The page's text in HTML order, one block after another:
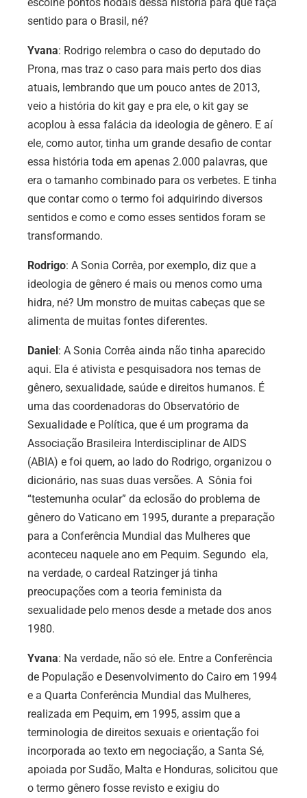
escolhe pontos nodais dessa história para que faça
sentido para o Brasil, né?
Yvana: Rodrigo relembra o caso do deputado do
Prona, mas traz o caso para mais perto dos dias
atuais, lembrando que um pouco antes de 2013,
veio a história do kit gay e pra ele, o kit gay se
acoplou à essa falácia da ideologia de gênero. E aí
ele, como autor, tinha um grande desafio de contar
essa história toda em apenas 2.000 palavras, que
era o tamanho combinado para os verbetes. E tinha
que contar como o termo foi adquirindo diversos
sentidos e como e como esses sentidos foram se
transformando.
Rodrigo: A Sonia Corrêa, por exemplo, diz que a
ideologia de gênero é mais ou menos como uma
hidra, né? Um monstro de muitas cabeças que se
alimenta de muitas fontes diferentes.
Daniel : A Sonia Corrêa ainda não tinha aparecido
aqui. Ela é ativista e pesquisadora nos temas de
gênero, sexualidade, saúde e direitos humanos. É
uma das coordenadoras do Observatório de
Sexualidade e Política, que é um programa da
Associação Brasileira Interdisciplinar de AIDS
(ABIA) e foi quem, ao lado do Rodrigo, organizou o
dicionário, nas suas duas versões. A Sônia foi
“testemunha ocular” da eclosão do problema de
gênero do Vaticano em 1995, durante a preparação
para a Conferência Mundial das Mulheres que
aconteceu naquele ano em Pequim. Segundo ela,
na verdade, o cardeal Ratzinger já tinha
preocupações com a teoria feminista da
sexualidade pelo menos desde a metade dos anos
1980.
Yvana: Na verdade, não só ele. Entre a Conferência
de População e Desenvolvimento do Cairo em 1994
e a Quarta Conferência Mundial das Mulheres,
realizada em Pequim, em 1995, assim que a
terminologia de direitos sexuais e orientação foi
incorporada ao texto em negociação, a Santa Sé,
apoiada por Sudão, Malta e Honduras, solicitou que
o termo gênero fosse revisto e exigiu do